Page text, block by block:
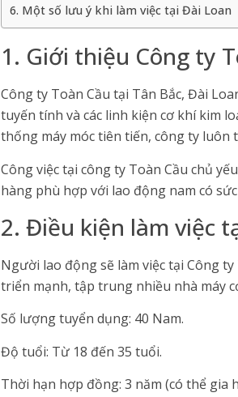
6. Một số lưu ý khi làm việc tại Đài Loan
1. Giới thiệu Công ty
Công ty Toàn Cầu tại Tân Bắc, Đài
tuyến tính và các linh kiện cơ khí kim
thống máy móc tiên tiến, công ty luôn
Công việc tại công ty Toàn Cầu chủ
hàng phù hợp với lao động nam có
2. Điều kiện làm việc
Người lao động sẽ làm việc tại Công
triển mạnh, tập trung nhiều nhà máy
Số lượng tuyển dụng: 40 Nam.
Độ tuổi: Từ 18 đến 35 tuổi.
Thời hạn hợp đồng: 3 năm (có thể gia